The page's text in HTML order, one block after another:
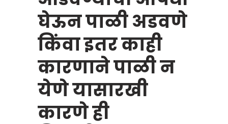
घेऊन पाळी अडवणे
किंवा इतर काही
कारणाने पाळी न
येणे यासारखी
कारणे ही